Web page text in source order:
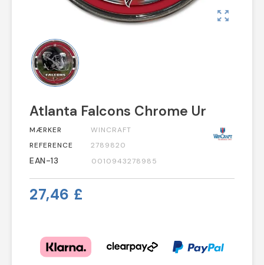
zoom_out_map
Atlanta Falcons Chrome Ur
MÆRKER
WINCRAFT
REFERENCE
2789820
EAN-13 0010943278985
27,46 £